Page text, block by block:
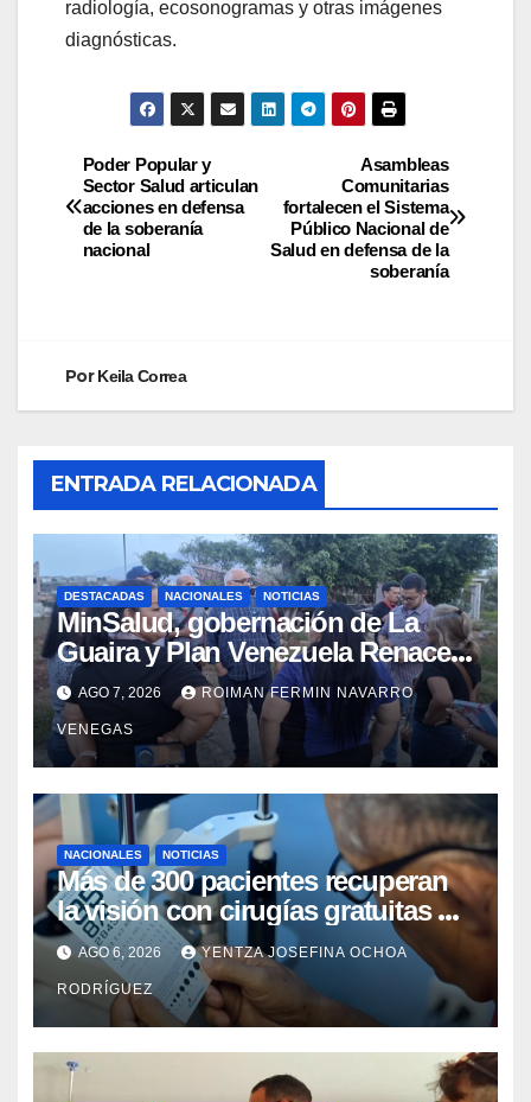
radiología, ecosonogramas y otras imágenes
diagnósticas.
Asambleas
Comunitarias
fortalecen el Sistema
Público Nacional de
Salud en defensa de la
soberanía
Poder Popular y
Sector Salud articulan
acciones en defensa
de la soberanía
nacional
PorKeila Correa
ENTRADA RELACIONADA
DESTACADAS NACIONALES NOTICIAS
MinSalud, gobernación de La
Guaira y Plan Venezuela Renace
iniciaron la rehabilitación integral
del Centro Psicofamiliar El Niño y
el Mar
AGO 7, 2026 ROIMAN FERMIN NAVARRO
VENEGAS
NACIONALES NOTICIAS
Más de 300 pacientes recuperan
la visión con cirugías gratuitas de
cataratas en Zulia
AGO 6, 2026 YENTZA JOSEFINA OCHOA
RODRÍGUEZ